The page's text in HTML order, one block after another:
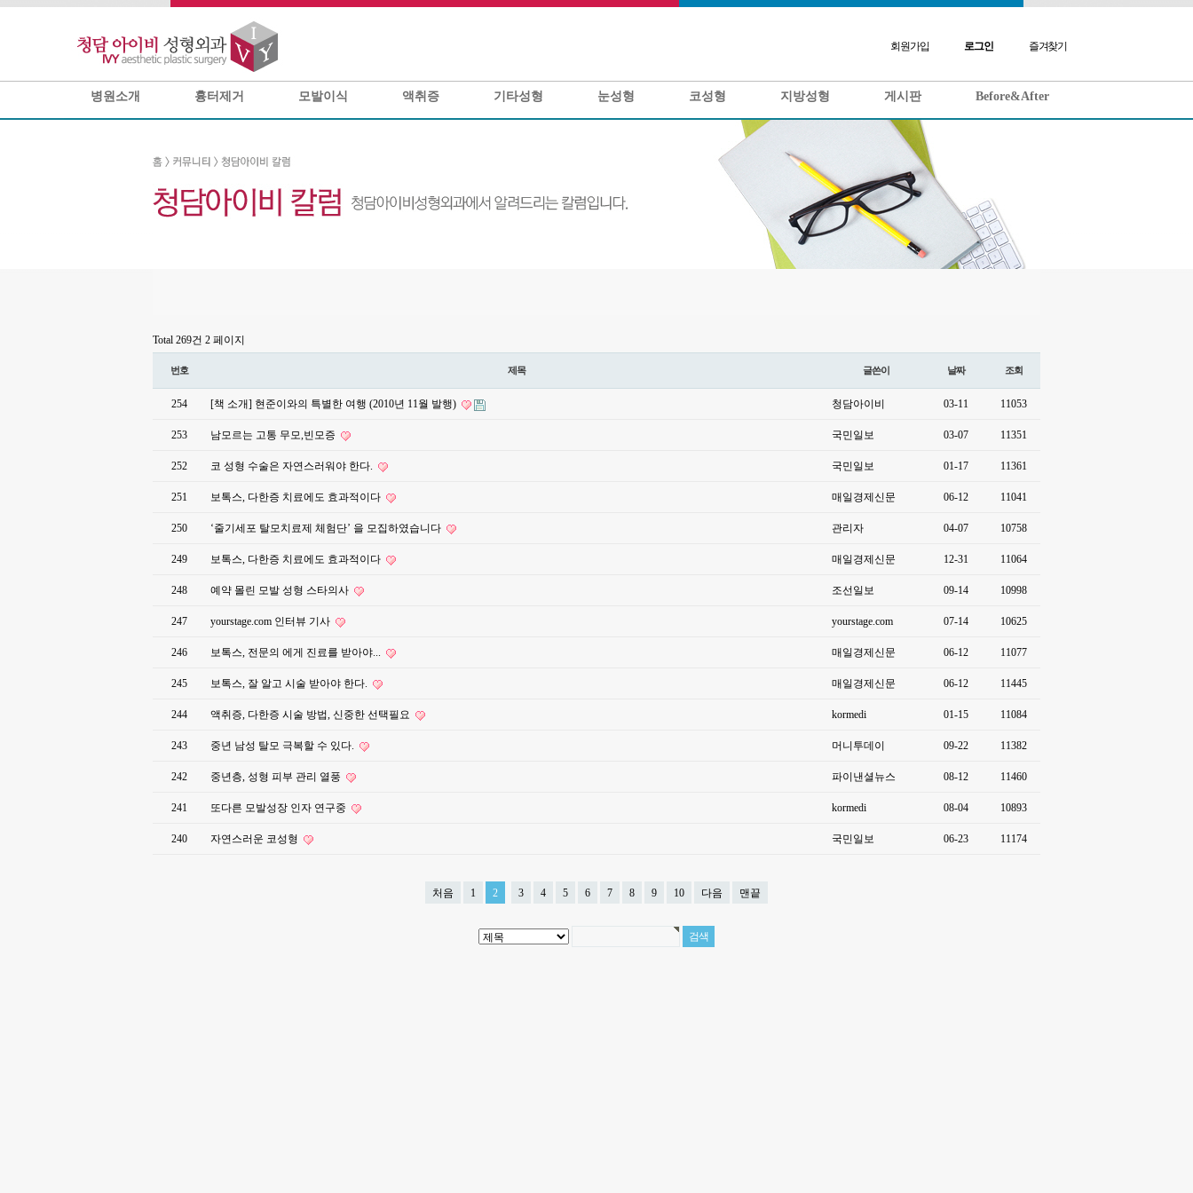
회원가입 로그인 즐겨찾기
병원소개 흉터제거 모발이식 액취증 기타성형 눈성형 코성형 지방성형 게시판 Before&After
Total 269건 2 페이지
번호 제목 글쓴이 날짜 조회
254 [책 소개] 현준이와의 특별한 여행 (2010년 11월 발행) 청담아이비 03-11 11053
253 남모르는 고통 무모,빈모증 국민일보 03-07 11351
252 코 성형 수술은 자연스러워야 한다. 국민일보 01-17 11361
251 보톡스, 다한증 치료에도 효과적이다 매일경제신문 06-12 11041
250 ‘줄기세포 탈모치료제 체험단’ 을 모집하였습니다 관리자 04-07 10758
249 보톡스, 다한증 치료에도 효과적이다 매일경제신문 12-31 11064
248 예약 몰린 모발 성형 스타의사 조선일보 09-14 10998
247 yourstage.com 인터뷰 기사 yourstage.com 07-14 10625
246 보톡스, 전문의 에게 진료를 받아야... 매일경제신문 06-12 11077
245 보톡스, 잘 알고 시술 받아야 한다. 매일경제신문 06-12 11445
244 액취증, 다한증 시술 방법, 신중한 선택필요 kormedi 01-15 11084
243 중년 남성 탈모 극복할 수 있다. 머니투데이 09-22 11382
242 중년층, 성형 피부 관리 열풍 파이낸셜뉴스 08-12 11460
241 또다른 모발성장 인자 연구중 kormedi 08-04 10893
240 자연스러운 코성형 국민일보 06-23 11174
처음 1 2 3 4 5 6 7 8 9 10 다음 맨끝